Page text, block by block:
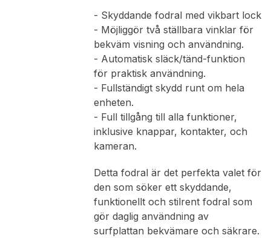
- Skyddande fodral med vikbart lock
- Möjliggör två ställbara vinklar för
bekväm visning och användning.
- Automatisk släck/tänd-funktion
för praktisk användning.
- Fullständigt skydd runt om hela
enheten.
- Full tillgång till alla funktioner,
inklusive knappar, kontakter, och
kameran.
Detta fodral är det perfekta valet för
den som söker ett skyddande,
funktionellt och stilrent fodral som
gör daglig användning av
surfplattan bekvämare och säkrare.